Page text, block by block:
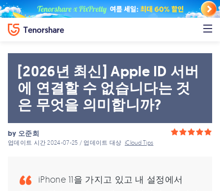
[2026년 최신] Apple ID 서버
에 연결할 수 없습니다는 것
은 무엇을 의미합니까?
by 오준희
업데이트 시간 2024-07-25 / 업데이트 대상iCloud Tips
iPhone 11을 가지고 있고 내 설정에서